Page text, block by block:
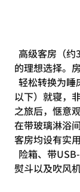
高级客房（约
的理想选择。
轻松转换为睡
以下）就寝，
之旅后，惬意
在带玻璃淋浴
客房均设有实
险箱、带
熨斗以及吹风